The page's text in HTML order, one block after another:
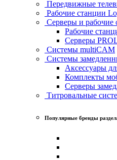
Передвижные
Рабочие станции
Серверы и рабочие
Рабочие
Серверы
Системы multiCAM
Системы
Аксессуары
Комплекты
Серверы
Титровальные
Популярные бренды